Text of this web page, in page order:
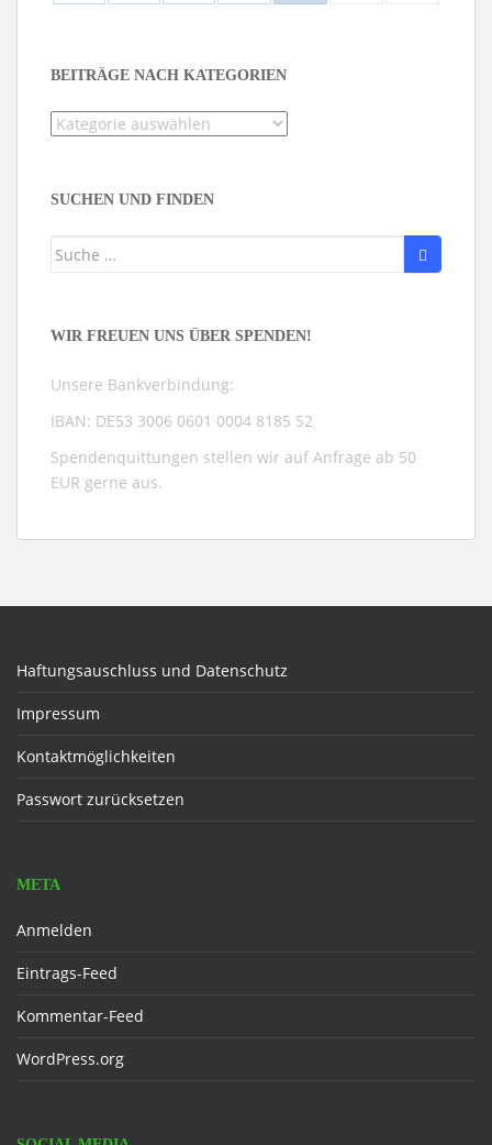
BEITRÄGE NACH KATEGORIEN
Beiträge
SUCHEN UND FINDEN
Suche
WIR FREUEN UNS ÜBER SPENDEN!
Unsere Bankverbindung:
IBAN: DE53 3006 0601 0004 8185 52
Spendenquittungen stellen wir auf Anfrage ab 50
EUR gerne aus.
Haftungsauschluss und Datenschutz
Impressum
Kontaktmöglichkeiten
Passwort zurücksetzen
META
Anmelden
Eintrags-Feed
Kommentar-Feed
WordPress.org